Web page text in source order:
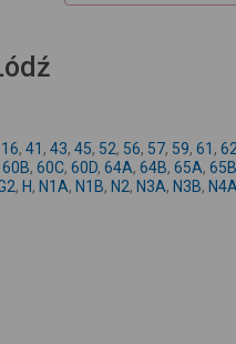
16, 41 , 43, 45, 52, 56, 57, 59, 61 ,
60B, 60C, 60D, 64A, 64B, 65A, 65B
, H, N1A, N1B, N2, N3A, N3B,